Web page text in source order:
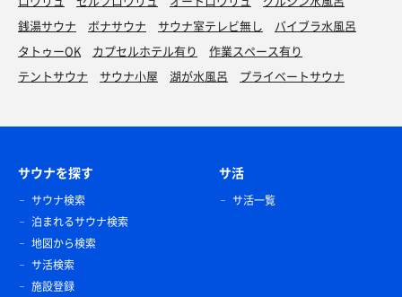
銭湯サウナ
ボナサウナ サウナ室テレビ無し
バイブラ水風呂
タトゥーOK
カプセルホテル有り
作業スペース有り
テントサウナ
サウナ小屋 湖が水風呂 プライベートサウナ
サウナを探す
サウナ検索
泊まれるサウナ検索
地図から検索
サ活検索
施設登録
サ活
サ活一覧